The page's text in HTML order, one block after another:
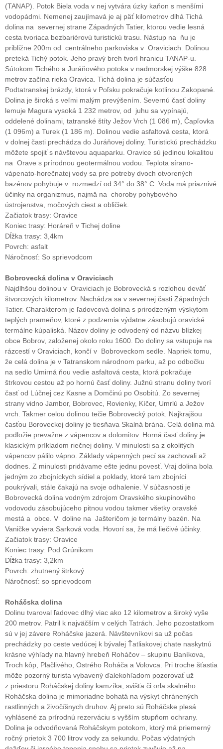
(TANAP). Potok Biela voda v nej vytvára úzky kaňon s menšími
vodopádmi. Nemenej zaujímavá je aj päť kilometrov dlhá Tichá
dolina na severnej strane Západných Tatier, ktorou vedie lesná
cesta tvoriaca bezbariérovú turistickú trasu. Nástup na ňu je
približne 200m od centrálneho parkoviska v Oraviciach. Dolinou
preteká Tichý potok. Jeho pravý breh tvorí hranicu TANAP-u.
Sútokom Tichého a Juráňového potoka v nadmorskej výške 828
metrov začína rieka Oravica. Tichá dolina je súčasťou
Podtatranskej brázdy, ktorá v Poľsku pokračuje kotlinou Zakopané.
Dolina je široká s veľmi malým prevýšením. Severnú časť doliny
lemuje Magura vysoká 1 232 metrov, od juhu sa vypínajú,
oddelené dolinami, tatranské štíty Ježov Vrch (1 086 m), Čapľovka
(1 096m) a Turek (1 186 m). Dolinou vedie asfaltová cesta, ktorá
v dolnej časti prechádza do Juráňovej doliny. Turistickú prechádzku
môžete spojiť s návštevou aquaparku. Oravice sú jedinou lokalitou
na Orave s prírodnou geotermálnou vodou. Teplota sírano-
vápenato-horečnatej vody sa pre potreby dvoch otvorených
bazénov pohybuje v rozmedzí od 34° do 38° C. Voda má priaznivé
účinky na organizmus, najmä na choroby pohybového
ústrojenstva, močových ciest a obličiek.
Začiatok trasy: Oravice
Koniec trasy: Horáreň v Tichej doline
Dĺžka trasy: 3,4km
Povrch: asfalt
Náročnosť: So sprievodcom
Bobrovecká dolina v Oraviciach
Najdlhšou dolinou v Oraviciach je Bobrovecká s rozlohou deväť
štvorcových kilometrov. Nachádza sa v severnej časti Západných
Tatier. Charakterom je ľadovcová dolina s prirodzeným výskytom
teplých prameňov, ktoré z podzemia výdatne zásobujú oravické
termálne kúpaliská. Názov doliny je odvodený od názvu blízkej
obce Bobrov, založenej okolo roku 1600. Do doliny sa vstupuje na
rázcestí v Oraviciach, končí v Bobroveckom sedle. Napriek tomu,
že celá dolina je v Tatranskom národnom parku, až po odbočku
na sedlo Umirná ňou vedie asfaltová cesta, ktorá pokračuje
štrkovou cestou až po hornú časť doliny. Južnú stranu doliny tvorí
časť od Lúčnej cez Kasne a Domčinú po Osobitú. Zo severnej
strany vidno Jambor, Bobrovec, Rovienky, Kíčer, Umrlú a Ježov
vrch. Takmer celou dolinou tečie Bobrovecký potok. Najkrajšou
časťou Boroveckej doliny je tiesňava Skalná brána. Celá dolina má
podložie prevažne z vápencov a dolomitov. Horná časť doliny je
klasickým príkladom riečnej doliny. V minulosti sa z okolitých
vápencov pálilo vápno. Základy vápenných pecí sa zachovali až
dodnes. Z minulosti pridávame ešte jednu povesť. Vraj dolina bola
jedným zo zbojníckych sídiel a poklady, ktoré tam zbojníci
poukrývali, stále čakajú na svoje odhalenie. V súčasnosti je
Bobrovecká dolina vodným zdrojom Oravského skupinového
vodovodu zásobujúceho pitnou vodou takmer všetky oravské
mestá a obce. V doline na Jašteričom je termálny bazén. Na
Vaničke vyviera Sarková voda. Hovorí sa, že má liečivé účinky.
Začiatok trasy: Oravice
Koniec trasy: Pod Grúnikom
Dĺžka trasy: 3,2km
Povrch: zhutnený štrkový
Náročnosť: so sprievodcom
Roháčska dolina
Dolinu tvaroval ľadovec dlhý viac ako 12 kilometrov a široký vyše
200 metrov. Patril k najväčším v celých Tatrách. Jeho pozostatkom
sú v jej závere Roháčske jazerá. Návštevníkovi sa už počas
prechádzky po ceste vedúcej k bývalej Ťatliakovej chate naskytnú
krásne výhľady na hlavný hrebeň Roháčov – skupinu Baníkova,
Troch kôp, Plačlivého, Ostrého Roháča a Volovca. Pri troche šťastia
môže pozorný turista vybavený ďalekohľadom pozorovať už
z priestoru Roháčskej doliny kamzíka, svišťa či orla skalného.
Roháčska dolina je mimoriadne bohatá na výskyt chránených
rastlinných a živočíšnych druhov. Aj preto sú Roháčske plesá
vyhlásené za prírodnú rezerváciu s vyšším stupňom ochrany.
Dolina je odvodňovaná Roháčskym potokom, ktorý má priemerný
ročný prietok 3 700 litrov vody za sekundu. Počas výdatných